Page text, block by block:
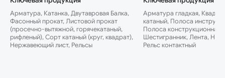
Арматура, Катанка, Двутавровая Балка,
Фасонный прокат, Листовой прокат
(просечно-вытяжной, горячекатаный,
рифленый), Сорт катаный (круг, квадрат),
Нержавеющий лист, Рельсы
Арматура гладкая,
катаный, Полоса
Полоса
Шестигранник, Лента,
Рельс контактный